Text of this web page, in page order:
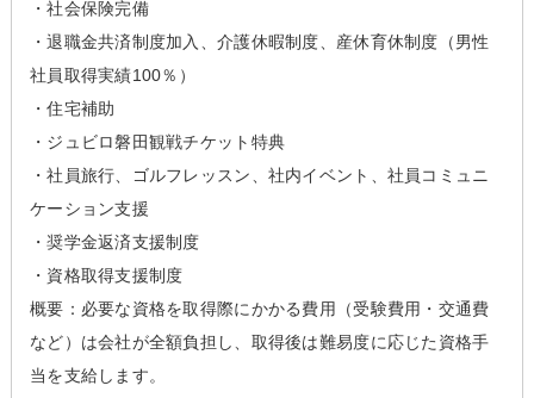
・社会保険完備
・退職金共済制度加入、介護休暇制度、産休育休制度（男性
社員取得実績100％）
・住宅補助
・ジュビロ磐田観戦チケット特典
・社員旅行、ゴルフレッスン、社内イベント、社員コミュニ
ケーション支援
・奨学金返済支援制度
・資格取得支援制度
概要：必要な資格を取得際にかかる費用（受験費用・交通費
など）は会社が全額負担し、取得後は難易度に応じた資格手
当を支給します。